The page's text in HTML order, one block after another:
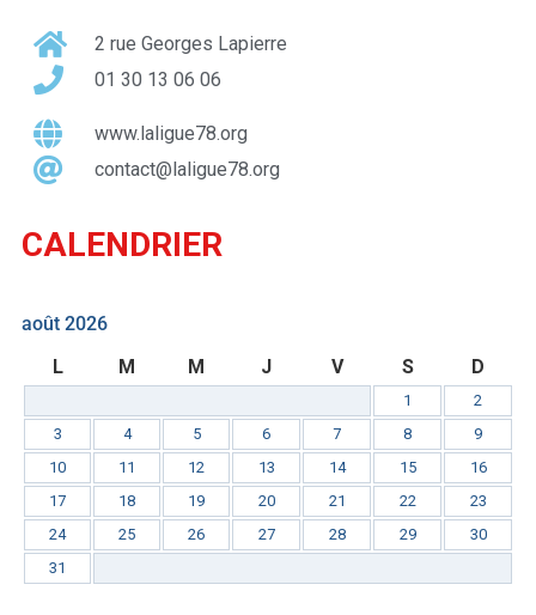
2 rue Georges Lapierre
01 30 13 06 06
www.laligue78.org
contact@laligue78.org
CALENDRIER
août 2026
L
M M J V S D
1
2
3
4 5 6 7 8
9
10
11 12 13 14 15
16
17
18 19 20 21 22
23
24
25 26 27 28 29
30
31